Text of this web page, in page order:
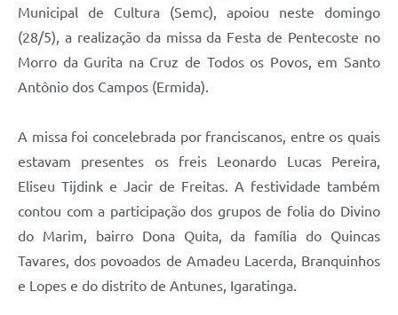
Municipal de Cultura (Semc), apoiou neste domingo
(28/5), a realização da missa da Festa de Pentecoste no
Morro da Gurita na Cruz de Todos os Povos, em Santo
Antônio dos Campos (Ermida).
A missa foi concelebrada por franciscanos, entre os quais
estavam presentes os freis Leonardo Lucas Pereira,
Eliseu Tijdink e Jacir de Freitas. A festividade também
contou com a participação dos grupos de folia do Divino
do Marim, bairro Dona Quita, da família do Quincas
Tavares, dos povoados de Amadeu Lacerda, Branquinhos
e Lopes e do distrito de Antunes, Igaratinga.